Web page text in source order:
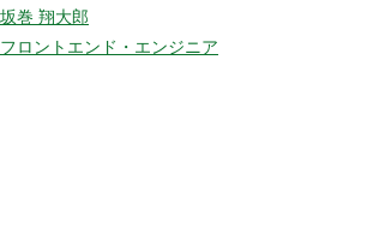
坂巻 翔大郎
フロントエンド・エンジニア